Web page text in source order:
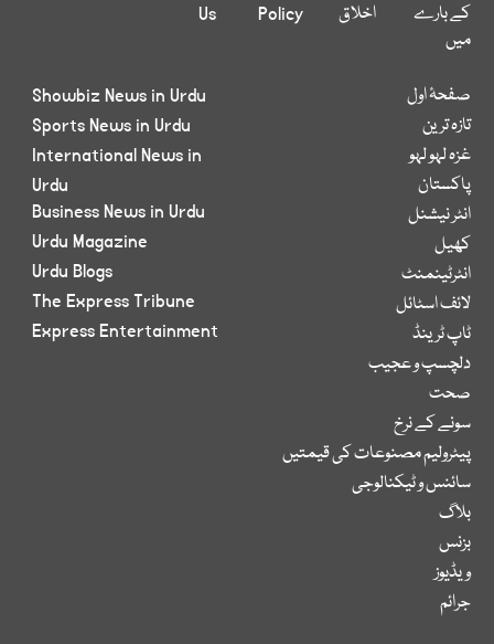
کے بارے
میں
اخلاق Policy
Us
صفحۂ اول
تازہ ترین
غزہ لہو لہو
پاکستان
انٹر نیشنل
کھیل
انٹرٹینمنٹ
لائف اسٹائل
ٹاپ ٹرینڈ
دلچسپ و عجیب
صحت
سونے کے نرخ
پیٹرولیم مصنوعات کی قیمتیں
سائنس و ٹیکنالوجی
بلاگ
بزنس
ویڈیوز
جرائم
Showbiz News in Urdu
Sports News in Urdu
International News in
Urdu
Business News in Urdu
Urdu Magazine
Urdu Blogs
The Express Tribune
Express Entertainment